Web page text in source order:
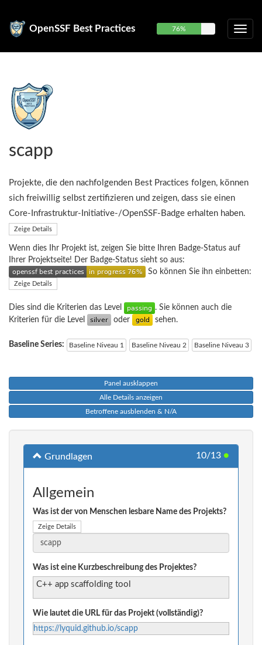
OpenSSF Best Practices 76%
scapp
Projekte, die den nachfolgenden Best Practices folgen, können
sich freiwillig selbst zertifizieren und zeigen, dass sie einen
Core-Infrastruktur-Initiative-/OpenSSF-Badge erhalten haben.
Zeige Details
Wenn dies Ihr Projekt ist, zeigen Sie bitte Ihren Badge-Status auf
Ihrer Projektseite! Der Badge-Status sieht so aus:
So können Sie ihn einbetten:
Zeige Details
Dies sind die Kriterien das Level
. Sie können auch die
Kriterien für die Level
oder sehen.
Baseline Series: Baseline Niveau 1 Baseline Niveau 2 Baseline Niveau 3
Panel ausklappen
Alle Details anzeigen
Betroffene ausblenden & N/A
Grundlagen 10/13 ●
Allgemein
Was ist der von Menschen lesbare Name des Projekts?
Zeige Details
Was ist eine Kurzbeschreibung des Projektes?
C++ app scaffolding tool
Wie lautet die URL für das Projekt (vollständig)?
https://lyquid.github.io/scapp